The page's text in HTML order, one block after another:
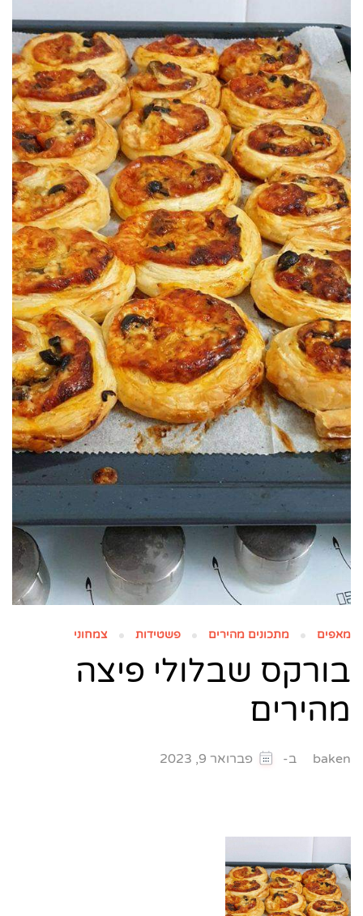
מאפים מתכונים מהירים פשטידות צמחוני
בורקס שבלולי פיצה
מהירים
baken ב- פברואר 9, 2023